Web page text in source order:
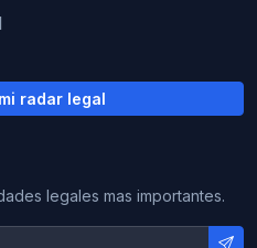
radar legal
legales mas importantes.